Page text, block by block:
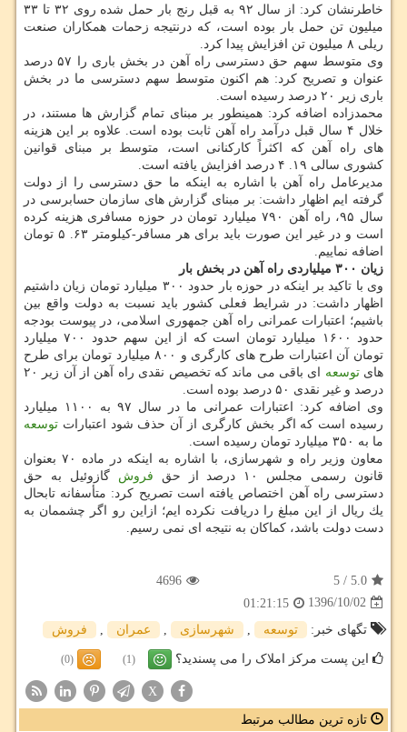
خاطرنشان كرد: از سال ۹۲ به قبل رنج بار حمل شده روی ۳۲ تا ۳۳
میلیون تن حمل بار بوده است، كه درنتیجه زحمات همكاران صنعت
ریلی ۸ میلیون تن افزایش پیدا كرد.
وی متوسط سهم حق دسترسی راه آهن در بخش باری را ۵۷ درصد
عنوان و تصریح كرد: هم اكنون متوسط سهم دسترسی ما در بخش
باری زیر ۲۰ درصد رسیده است.
محمدزاده اضافه كرد: همینطور بر مبنای تمام گزارش ها مستند، در
خلال ۴ سال قبل درآمد راه آهن ثابت بوده است. علاوه بر این هزینه
های راه آهن كه اكثراً كاركنانی است، متوسط بر مبنای قوانین
كشوری سالی ۱۹. ۴ درصد افزایش یافته است.
مدیرعامل راه آهن با اشاره به اینكه ما حق دسترسی را از دولت
گرفته ایم اظهار داشت: بر مبنای گزارش های سازمان حسابرسی در
سال ۹۵، راه آهن ۷۹۰ میلیارد تومان در حوزه مسافری هزینه كرده
است و در غیر این صورت باید برای هر مسافر-كیلومتر ۶۳. ۵ تومان
اضافه نماییم.
زیان ۳۰۰ میلیاردی راه آهن در بخش بار
وی با تاكید بر اینكه در حوزه بار حدود ۳۰۰ میلیارد تومان زیان داشتیم
اظهار داشت: در شرایط فعلی كشور باید نسبت به دولت واقع بین
باشیم؛ اعتبارات عمرانی راه آهن جمهوری اسلامی، در پیوست بودجه
حدود ۱۶۰۰ میلیارد تومان است كه از این سهم حدود ۷۰۰ میلیارد
تومان آن اعتبارات طرح های كارگری و ۸۰۰ میلیارد تومان برای طرح
هایتوسعه
ای باقی می ماند كه تخصیص نقدی راه آهن از آن زیر ۲۰
درصد و غیر نقدی ۵۰ درصد بوده است.
وی اضافه كرد: اعتبارات عمرانی ما در سال ۹۷ به ۱۱۰۰ میلیارد
رسیده است كه اگر بخش كارگری از آن حذف شود اعتبارات توسعه
ما به ۳۵۰ میلیارد تومان رسیده است.
معاون وزیر راه و شهرسازی، با اشاره به اینكه در ماده ۷۰ بعنوان
قانون رسمی مجلس ۱۰ درصد از حق
فروش گازوئیل به حق
دسترسی راه آهن اختصاص یافته است تصریح كرد: متأسفانه تابحال
یك ریال از این مبلغ را دریافت نكرده ایم؛ ازاین رو اگر چشممان به
دست دولت باشد، كماكان به نتیجه ای نمی رسیم.
5.0
/
5
4696
1396/10/02
01:21:15
تگهای خبر:
توسعه شهرسازی عمران فروش
این پست مرکز املاک را می پسندید؟ (1)
(0)
X
تازه ترین مطالب مرتبط